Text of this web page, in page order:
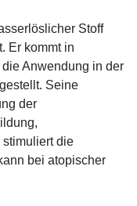
Stoff
Er kommt in
Anwendung in der
Seine
der
die
bei atopischer